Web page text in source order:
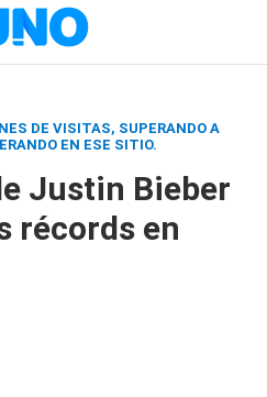
DE VISITAS, SUPERANDO A
EN ESE SITIO.
Justin Bieber
récords en